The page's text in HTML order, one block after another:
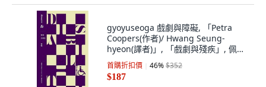
gyoyuseoga 戲劇與障礙, 「Petra
Coopers(作者)/ Hwang Seung-
hyeon(譯者)」, 「戲劇與殘疾」, 佩特
拉·庫珀斯, 半精裝
首購折扣價 46%$352
$187